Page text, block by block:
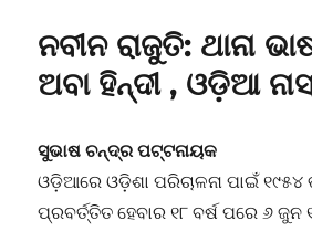
ନବୀନ ରାଜୁତି: ଥାନା
ଅବା ହିନ୍ଦୀ , ଓଡ଼ିଆ
ସୁଭାଷ ଚନ୍ଦ୍ର ପଟ୍ଟନାୟକ
ଓଡ଼ିଆରେ ଓଡ଼ିଶା ପରିଚାଳନା ପାଇଁ ୧୯୫୪
ପ୍ରବର୍ତ୍ତିତ ହେବାର ୧୮ ବର୍ଷ ପରେ ୬ ଜୁନ